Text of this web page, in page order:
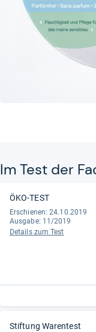
Im Test der
ÖKO-TEST
Erschienen: 24.10.2019
Ausgabe: 11/2019
Details zum Test
Stiftung Warentest